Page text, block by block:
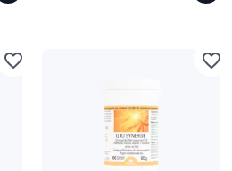
favorite_border favorite_border